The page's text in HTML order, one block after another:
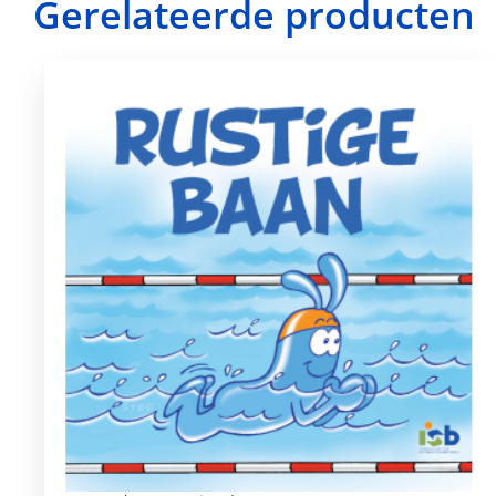
Gerelateerde producten